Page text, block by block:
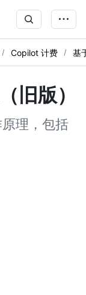
Copilot 计费 基
旧版）
理，包括